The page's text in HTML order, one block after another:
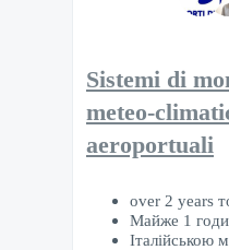
Sistemi di
meteo-
aeroportuali
over 2 years
Майже 1
Італійською